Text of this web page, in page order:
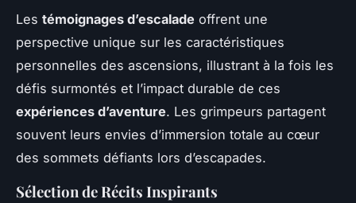
Les témoignages d’escalade offrent une
perspective unique sur les caractéristiques
personnelles des ascensions, illustrant à la fois les
défis surmontés et l’impact durable de ces
expériences d’aventure. Les grimpeurs partagent
souvent leurs envies d’immersion totale au cœur
des sommets défiants lors d’escapades.
Sélection de Récits Inspirants